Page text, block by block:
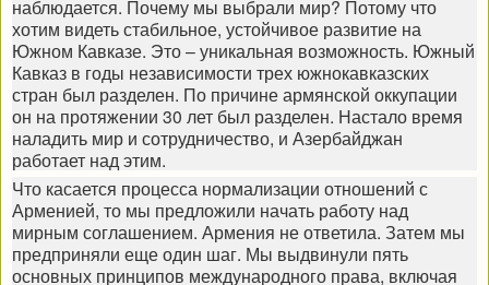
наблюдается. Почему мы выбрали мир? Потому что
хотим видеть стабильное, устойчивое развитие на
Южном Кавказе. Это – уникальная возможность. Южный
Кавказ в годы независимости трех южнокавказских
стран был разделен. По причине армянской оккупации
он на протяжении 30 лет был разделен. Настало время
наладить мир и сотрудничество, и Азербайджан
работает над этим.
Что касается процесса нормализации отношений с
Арменией, то мы предложили начать работу над
мирным соглашением. Армения не ответила. Затем мы
предприняли еще один шаг. Мы выдвинули пять
основных принципов международного права, включая